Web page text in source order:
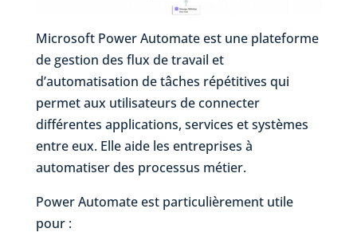
Microsoft Power Automate est une plateforme
de gestion des flux de travail et
d’automatisation de tâches répétitives qui
permet aux utilisateurs de connecter
différentes applications, services et systèmes
entre eux. Elle aide les entreprises à
automatiser des processus métier.
Power Automate est particulièrement utile
pour :